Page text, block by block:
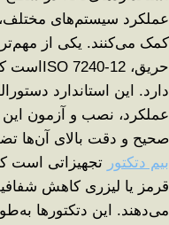
عملکرد سیستم‌های
کمک می‌کنند. یکی از
حریق، ISO 7240-12
است
دارد. این استاندارد
عملکرد، نصب و آزمون این
صحیح و دقت بالای آن‌ها
بیم دتکتور تجهیزاتی است
قرمز یا لیزری کاهش
می‌دهند. این دتکتورها